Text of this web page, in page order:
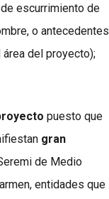
escurrimiento de
o antecedentes
del proyecto);
puesto que
gran
de Medio
entidades que